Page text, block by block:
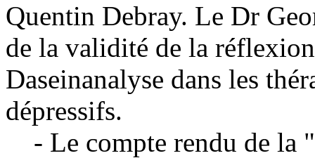
Quentin Debray. Le Dr
de la validité de la
Daseinanalyse dans les
dépressifs.
- Le compte rendu de la